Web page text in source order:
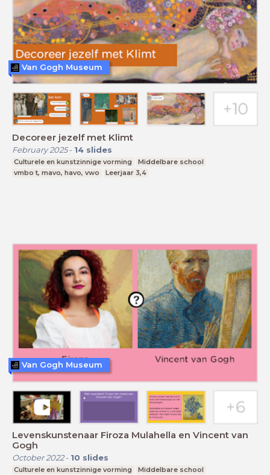
Decoreer jezelf met Klimt
February 2025- 14 slides
Culturele en kunstzinnige vorming
Middelbare school
vmbo t, mavo, havo, vwo
Leerjaar 3,4
Van Gogh Museum
Levenskunstenaar Firoza Mulahella en Vincent van
Gogh
October 2022- 10 slides
Culturele en kunstzinnige vorming
Middelbare school
Van Gogh Museum